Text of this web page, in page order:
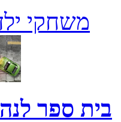
משחקי
בית ספר